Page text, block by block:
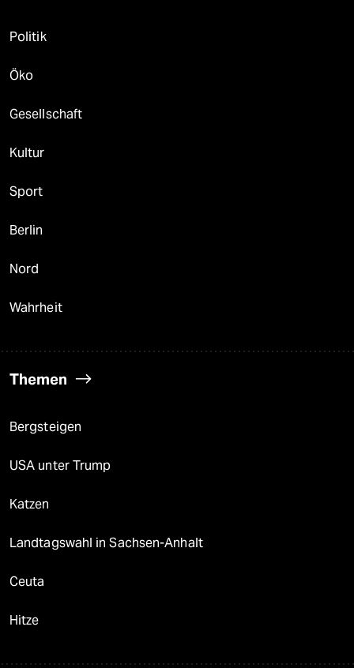
Politik
Öko
Gesellschaft
Kultur
Sport
Berlin
Nord
Wahrheit
Themen
Bergsteigen
USA unter Trump
Katzen
Landtagswahl in Sachsen-Anhalt
Ceuta
Hitze